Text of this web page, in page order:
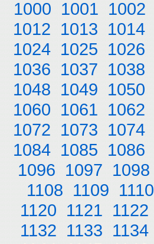
1000 1001 1002
1012 1013 1014
1024 1025 1026
1036 1037 1038
1048 1049 1050
1060 1061 1062
1072 1073 1074
1084 1085 1086
1096 1097 1098
1108 1109 1110
1120 1121 1122
1132 1133 1134